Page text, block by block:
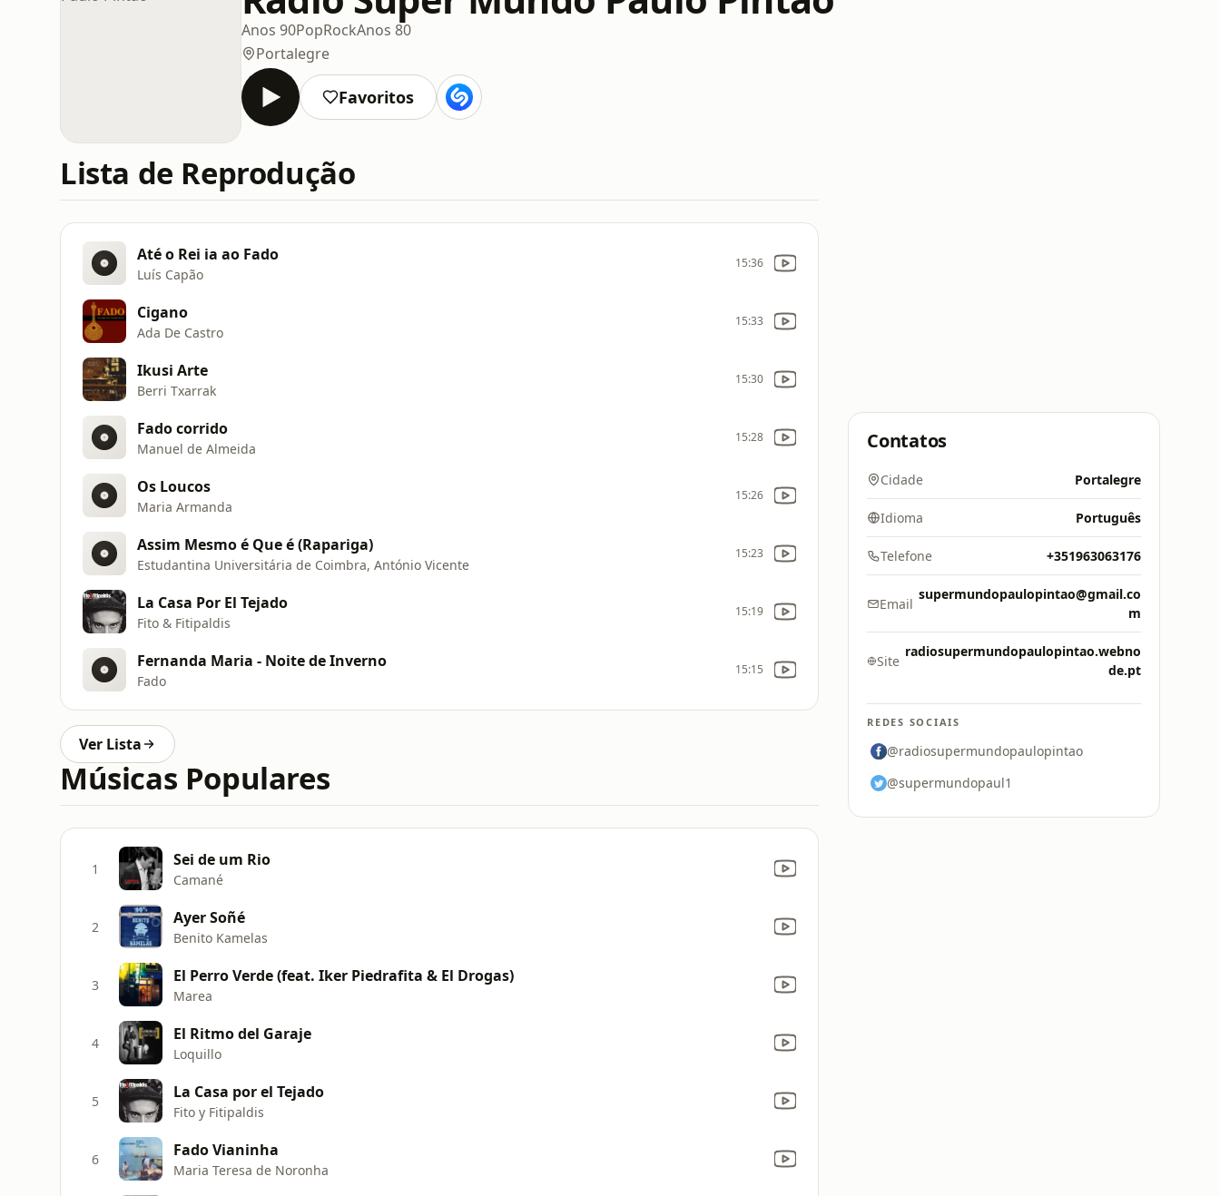
Anos 90PopRockAnos 80
Portalegre
Favoritos
Lista de Reprodução
Até o Rei ia ao Fado
Luís Capão
15:36
Cigano
Ada De Castro
15:33
Ikusi Arte
Berri Txarrak
15:30
Fado corrido
Manuel de Almeida
15:28
Os Loucos
Maria Armanda
15:26
Assim Mesmo é Que é (Rapariga)
Estudantina Universitária de Coimbra, António Vicente
15:23
La Casa Por El Tejado
Fito & Fitipaldis
15:19
Fernanda Maria - Noite de Inverno
Fado
15:15
Ver Lista
Músicas Populares
1 Sei de um Rio
Camané
2 Ayer Soñé
Benito Kamelas
3 El Perro Verde (feat. Iker Piedrafita & El Drogas)
Marea
4 El Ritmo del Garaje
Loquillo
5 La Casa por el Tejado
Fito y Fitipaldis
6 Fado Vianinha
Maria Teresa de Noronha
Contatos
Cidade Portalegre
Idioma Português
Telefone +351963063176
Email
supermundopaulopintao@gmail.co
m
Site
radiosupermundopaulopintao.webno
de.pt
REDES SOCIAIS
@radiosupermundopaulopintao
@supermundopaul1